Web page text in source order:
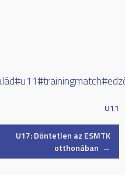
#u11#trainingmatch
U11
U17: Döntetlen az ESMTK
otthonában →